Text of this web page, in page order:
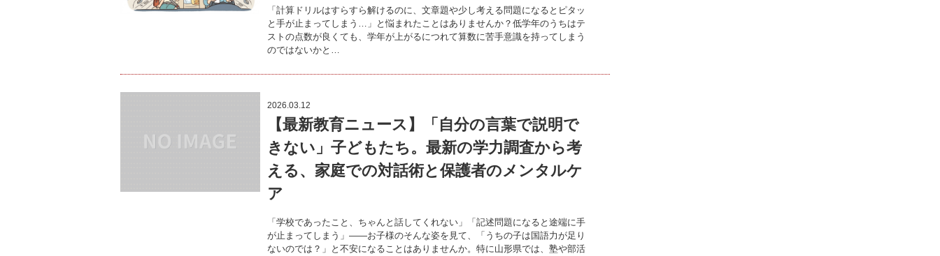
「計算ドリルはすらすら解けるのに、文章題や少し考える問題になるとピタッ
と手が止まってしまう…」と悩まれたことはありませんか？低学年のうちはテ
ストの点数が良くても、学年が上がるにつれて算数に苦手意識を持ってしまう
のではないかと…
2026.03.12
【最新教育ニュース】「自分の言葉で説明で
きない」子どもたち。最新の学力調査から考
える、家庭での対話術と保護者のメンタルケ
ア
「学校であったこと、ちゃんと話してくれない」「記述問題になると途端に手
が止まってしまう」――お子様のそんな姿を見て、「うちの子は国語力が足り
ないのでは？」と不安になることはありませんか。特に山形県では、塾や部活